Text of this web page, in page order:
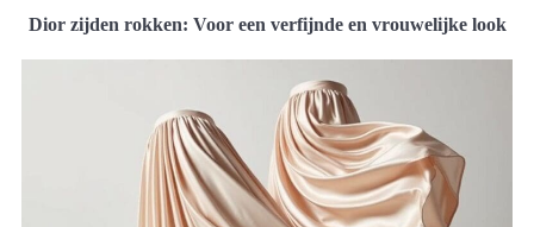
Dior zijden rokken: Voor een verfijnde en vrouwelijke look